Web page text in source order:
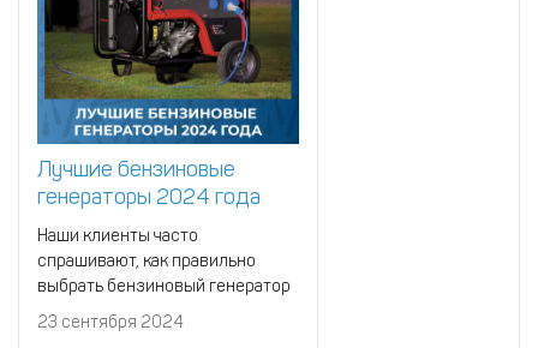
Лучшие бензиновые
генераторы 2024 года
Наши клиенты часто
спрашивают, как правильно
выбрать бензиновый генератор
для тех или иных условий. Но
для этого нужно учесть десятки
23 сентября 2024